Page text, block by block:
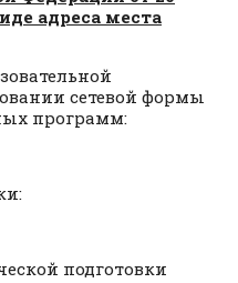
адреса места
сетевой формы
программ:
подготовки